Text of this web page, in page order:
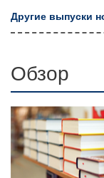
Другие выпуски
Обзор